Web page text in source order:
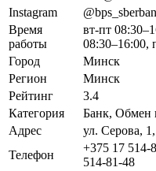
Instagram
Время
работы
вт-пт
08:30–16:00,
Город
Минск
Регион
Минск
Рейтинг
3.4
Категория
Банк, Обмен
Адрес
ул. Серова,
Телефон
+375 17 514-
514-81-48